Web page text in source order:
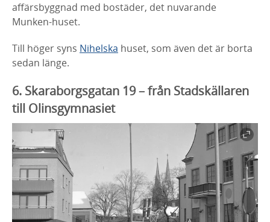
affärsbyggnad med bostäder, det nuvarande
Munken-huset.
Till höger syns Nihelska huset, som även det är borta
sedan länge.
6. Skaraborgsgatan 19 – från Stadskällaren
till Olinsgymnasiet